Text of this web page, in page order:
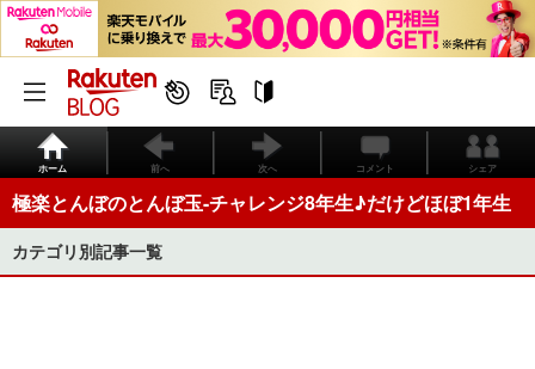
ホーム 前へ 次へ コメント シェア
極楽とんぼのとんぼ玉-チャレンジ8年生♪だけどほぼ1年生
カテゴリ別記事一覧